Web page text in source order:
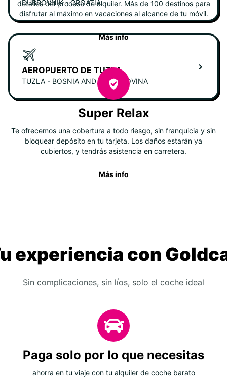
DUBROVNIK - CROATIA
AEROPUERTO DE TUZLA
TUZLA - BOSNIA AND HERZEGOVINA
detalles del proceso de alquiler. Más de 100 destinos para
disfrutar al máximo en vacaciones al alcance de tu móvil.
Más info
Super Relax
Te ofrecemos una cobertura a todo riesgo, sin franquicia y sin
bloquear depósito en tu tarjeta. Los daños estarán ya
cubiertos, y tendrás asistencia en carretera.
Más info
experiencia con
Sin complicaciones, sin líos, solo el coche ideal
Paga solo por lo que necesitas
ahorra en tu viaje con tu alquiler de coche barato